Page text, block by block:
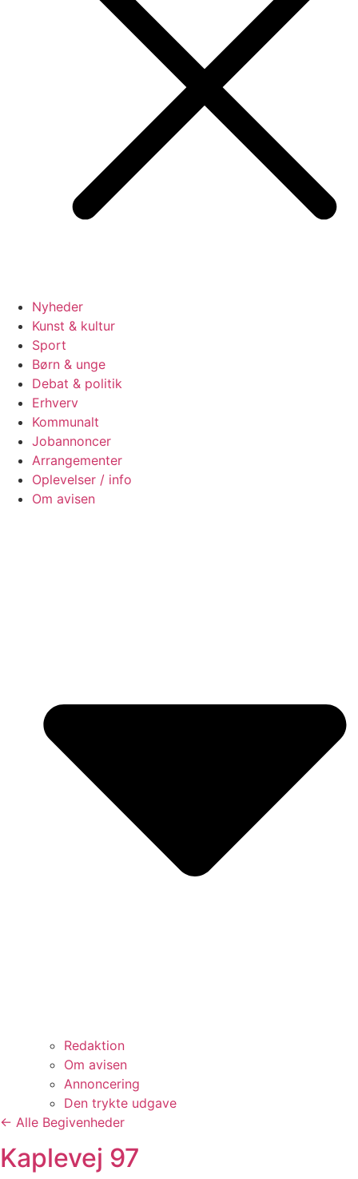
Nyheder
Kunst & kultur
Sport
Børn & unge
Debat & politik
Erhverv
Kommunalt
Jobannoncer
Arrangementer
Oplevelser / info
Om avisen
Redaktion
Om avisen
Annoncering
Den trykte udgave
← Alle Begivenheder
Kaplevej 97